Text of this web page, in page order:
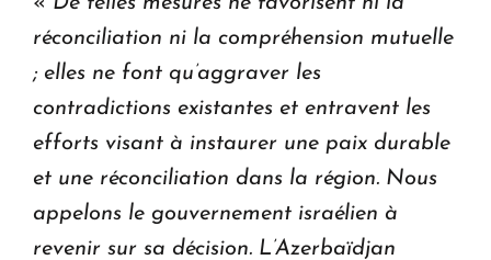
réconciliation ni la compréhension mutuelle
; elles ne font qu’aggraver les
contradictions existantes et entravent les
efforts visant à instaurer une paix durable
et une réconciliation dans la région. Nous
appelons le gouvernement israélien à
revenir sur sa décision. L’Azerbaïdjan